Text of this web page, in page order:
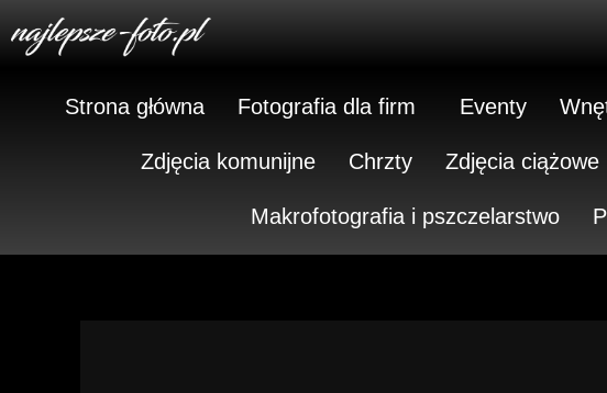
to
Strona główna Fotografia dla firm Eventy
Zdjęcia komunijne Chrzty Zdjęcia ciążowe
Makrofotografia i pszczelarstwo